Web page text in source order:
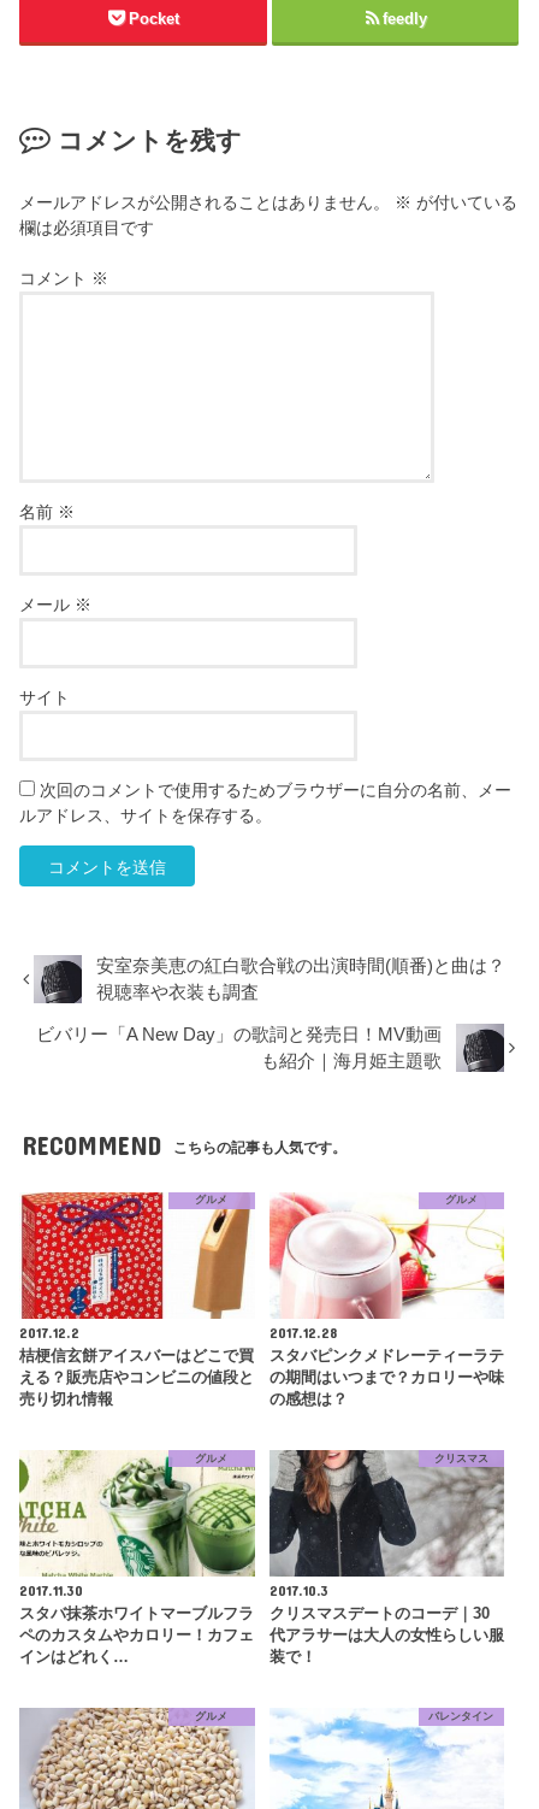
Pocket feedly
コメントを残す
メールアドレスが公開されることはありません。 ※ が付いている
欄は必須項目です
コメント ※
名前 ※
メール ※
サイト
次回のコメントで使用するためブラウザーに自分の名前、メー
ルアドレス、サイトを保存する。
安室奈美恵の紅白歌合戦の出演時間(順番)と曲は？
視聴率や衣装も調査
ビバリー「A New Day」の歌詞と発売日！MV動画
も紹介｜海月姫主題歌
RECOMMEND こちらの記事も人気です。
グルメ
2017.12.2
桔梗信玄餅アイスバーはどこで買
える？販売店やコンビニの値段と
売り切れ情報
グルメ
2017.12.28
スタバピンクメドレーティーラテ
の期間はいつまで？カロリーや味
の感想は？
グルメ
2017.11.30
スタバ抹茶ホワイトマーブルフラ
ペのカスタムやカロリー！カフェ
インはどれく…
クリスマス
2017.10.3
クリスマスデートのコーデ｜30
代アラサーは大人の女性らしい服
装で！
グルメ バレンタイン